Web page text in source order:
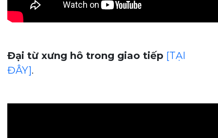
Đại từ xưng hô trong giao tiếp [TẠI
ĐÂY].